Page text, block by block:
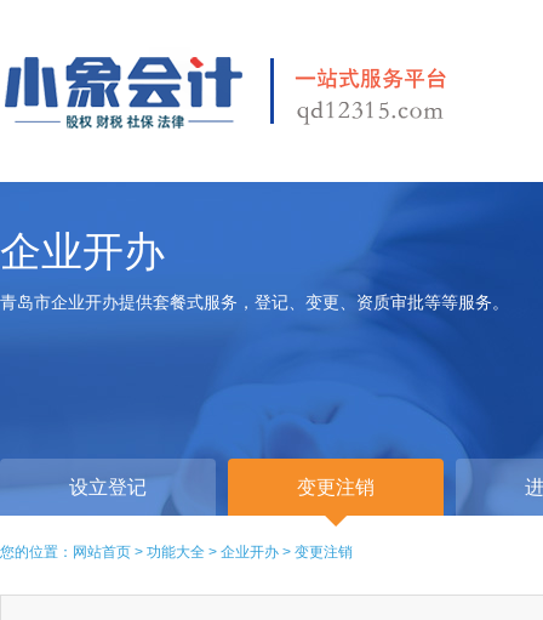
企业开办
青岛市企业开办提供套餐式服务，登记、变更、资质审批等等服务。
设立登记 变更注销
您的位置： 网站首页 > 功能大全 > 企业开办 > 变更注销